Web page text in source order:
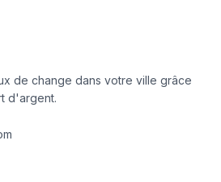
de change dans votre ville grâce
d'argent.